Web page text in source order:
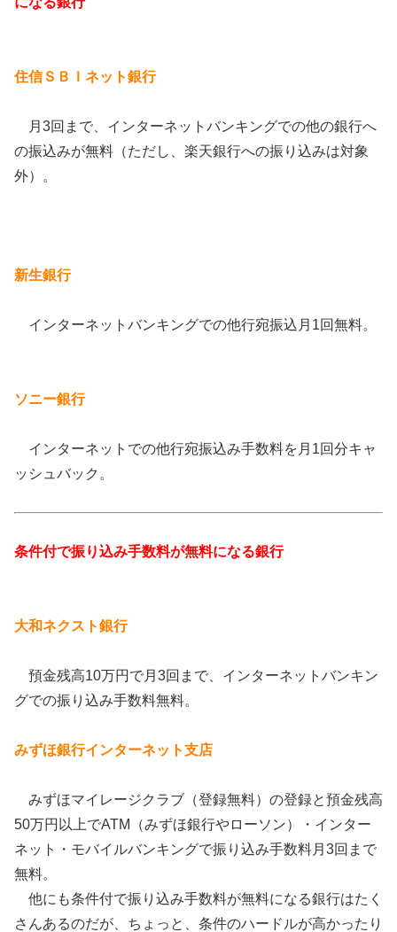
住信ＳＢＩネット銀行
月3回まで、インターネットバンキングでの他の銀行へ
の振込みが無料（ただし、楽天銀行への振り込みは対象
外）。
新生銀行
インターネットバンキングでの他行宛振込月1回無料。
ソニー銀行
インターネットでの他行宛振込み手数料を月1回分キャ
ッシュバック。
条件付で振り込み手数料が無料になる銀行
大和ネクスト銀行
預金残高10万円で月3回まで、インターネットバンキン
グでの振り込み手数料無料。
みずほ銀行インターネット支店
みずほマイレージクラブ（登録無料）の登録と預金残高
50万円以上でATM（みずほ銀行やローソン）・インター
ネット・モバイルバンキングで振り込み手数料月3回まで
無料。
他にも条件付で振り込み手数料が無料になる銀行はたく
さんあるのだが、ちょっと、条件のハードルが高かったり